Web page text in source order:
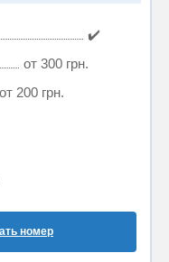
✔️
от 300 грн.
от 200 грн.
номер